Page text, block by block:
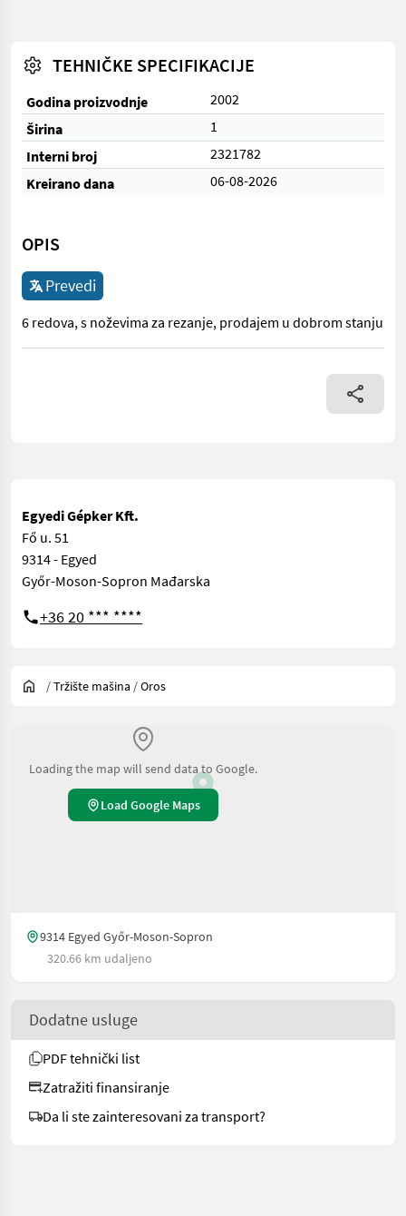
TEHNIČKE SPECIFIKACIJE
Godina proizvodnje
2002
Širina
1
Interni broj
2321782
Kreirano dana
06-08-2026
OPIS
Prevedi
6 redova, s noževima za rezanje, prodajem u dobrom stanju
6 redova, s noževima za rezanje, prodajem u dobrom stanju
Egyedi Gépker Kft.
Fő u. 51
9314 - Egyed
Győr-Moson-Sopron Mađarska
+36 20 *** ****
/Tržište mašina /Oros
Loading the map will send data to Google.
Load Google Maps
9314 Egyed Győr-Moson-Sopron
320.66 km udaljeno
Dodatne usluge
PDF tehnički list
Zatražiti finansiranje
Da li ste zainteresovani za transport?